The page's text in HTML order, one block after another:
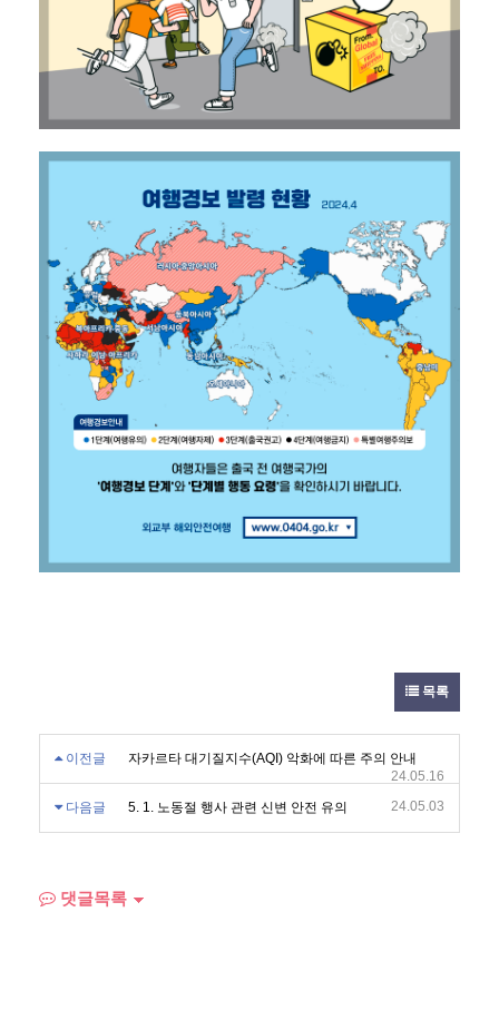
목록
이전글
자카르타 대기질지수(AQI) 악화에 따른 주의 안내
24.05.16
다음글
5. 1. 노동절 행사 관련 신변 안전 유의 24.05.03
댓글목록